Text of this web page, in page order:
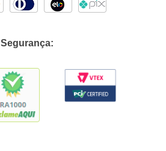
Segurança: